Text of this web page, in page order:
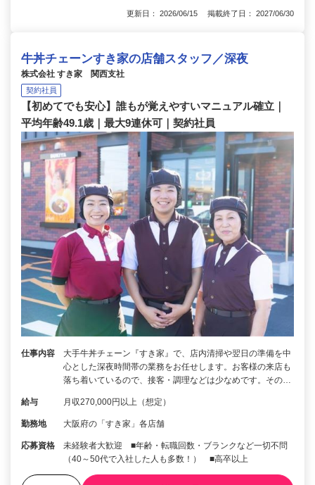
更新日： 2026/06/15 掲載終了日： 2027/06/30
牛丼チェーンすき家の店舗スタッフ／深夜
株式会社 すき家 関西支社
契約社員
【初めてでも安心】誰もが覚えやすいマニュアル確立｜
平均年齢49.1歳｜最大9連休可｜契約社員
仕事内容
大手牛丼チェーン『すき家』で、店内清掃や翌日の準備を中
心とした深夜時間帯の業務をお任せします。お客様の来店も
落ち着いているので、接客・調理などは少なめです。その…
給与 月収270,000円以上（想定）
勤務地 大阪府の「すき家」各店舗
応募資格
未経験者大歓迎 ■年齢・転職回数・ブランクなど一切不問
（40～50代で入社した人も多数！） ■高卒以上